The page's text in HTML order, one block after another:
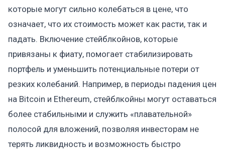
которые могут сильно колебаться в цене, что
означает, что их стоимость может как расти, так и
падать. Включение стейблкойнов, которые
привязаны к фиату, помогает стабилизировать
портфель и уменьшить потенциальные потери от
резких колебаний. Например, в периоды падения цен
на Bitcoin и Ethereum, стейблкойны могут оставаться
более стабильными и служить «плавательной»
полосой для вложений, позволяя инвесторам не
терять ликвидность и возможность быстро